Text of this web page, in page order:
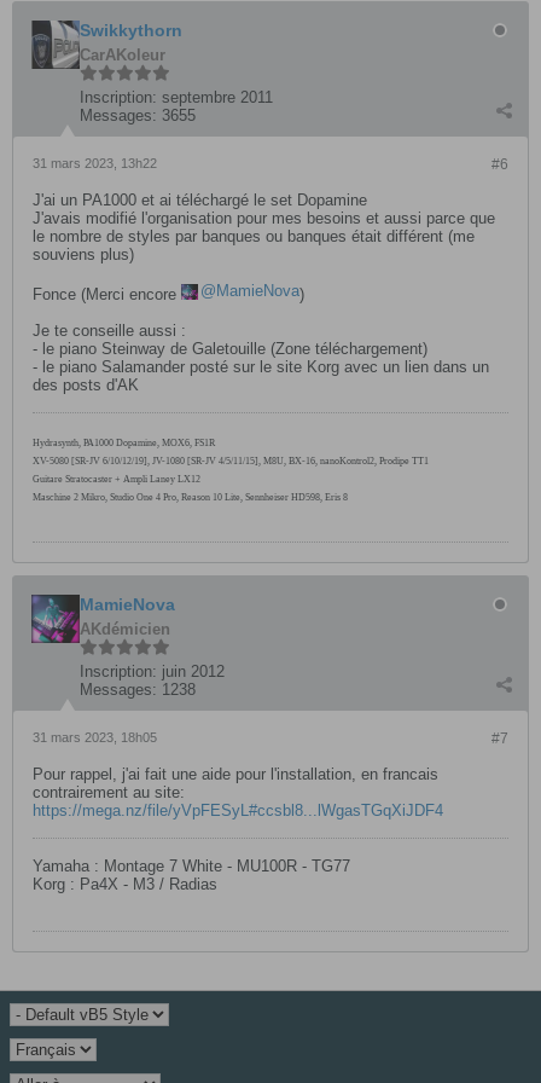
Swikkythorn
CarAKoleur
Inscription: septembre 2011
Messages: 3655
#6
31 mars 2023, 13h22
J'ai un PA1000 et ai téléchargé le set Dopamine
J'avais modifié l'organisation pour mes besoins et aussi parce que
le nombre de styles par banques ou banques était différent (me
souviens plus)
Fonce (Merci encore MamieNova)
Je te conseille aussi :
- le piano Steinway de Galetouille (Zone téléchargement)
- le piano Salamander posté sur le site Korg avec un lien dans un
des posts d'AK
Hydrasynth, PA1000 Dopamine, MOX6, FS1R
XV-5080 [SR-JV 6/10/12/19], JV-1080 [SR-JV 4/5/11/15], M8U, BX-16, nanoKontrol2, Prodipe TT1
Guitare Stratocaster + Ampli Laney LX12
Maschine 2 Mikro, Studio One 4 Pro, Reason 10 Lite, Sennheiser HD598, Eris 8
MamieNova
AKdémicien
Inscription: juin 2012
Messages: 1238
#7
31 mars 2023, 18h05
Pour rappel, j'ai fait une aide pour l'installation, en francais
contrairement au site:
https://mega.nz/file/yVpFESyL#ccsbl8...lWgasTGqXiJDF4
Yamaha : Montage 7 White - MU100R - TG77
Korg : Pa4X - M3 / Radias